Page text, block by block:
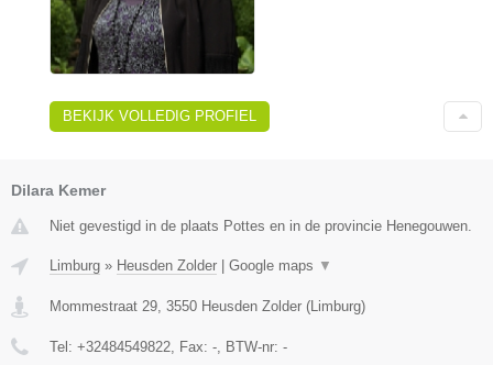
BEKIJK VOLLEDIG PROFIEL
Dilara Kemer
Niet gevestigd in de plaats Pottes en in de provincie Henegouwen.
Limburg » Heusden Zolder | Google maps ▼
Mommestraat 29 3550 Heusden Zolder (Limburg)
Tel: +32484549822 , Fax: - , BTW-nr: -